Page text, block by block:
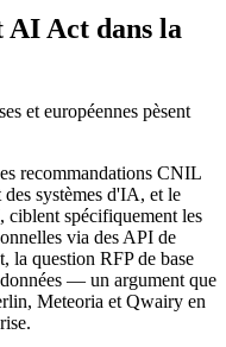
AI Act dans la
et européennes pèsent
recommandations CNIL
systèmes d'IA, et le
spécifiquement les
via des API de
la question RFP de base
— un argument que
Meteoria et Qwairy en